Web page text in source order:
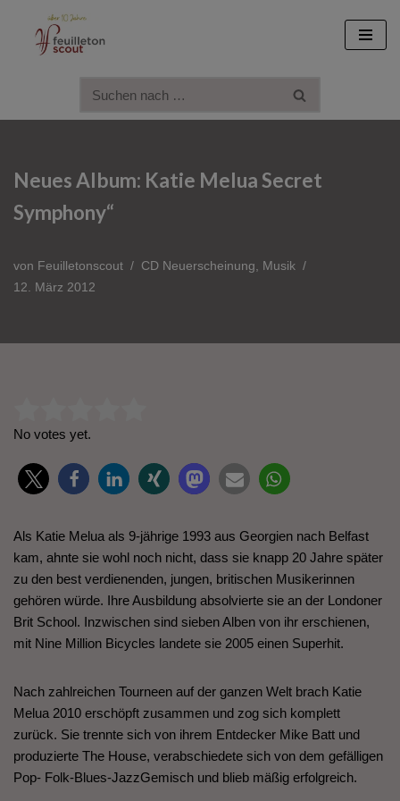
Zum
Neues Album: Katie Melua Secret
Symphony“
von Feuilletonscout CD Neuerscheinung, Musik
12. März 2012
No votes yet.
Als Katie Melua als 9-jährige 1993 aus Georgien nach Belfast
kam, ahnte sie wohl noch nicht, dass sie knapp 20 Jahre später
zu den best verdienenden, jungen, britischen Musikerinnen
gehören würde. Ihre Ausbildung absolvierte sie an der Londoner
Brit School. Inzwischen sind sieben Alben von ihr erschienen,
mit Nine Million Bicycles landete sie 2005 einen Superhit.
Nach zahlreichen Tourneen auf der ganzen Welt brach Katie
Melua 2010 erschöpft zusammen und zog sich komplett
zurück. Sie trennte sich von ihrem Entdecker Mike Batt und
produzierte The House, verabschiedete sich von dem gefälligen
Pop- Folk-Blues-JazzGemisch und blieb mäßig erfolgreich.